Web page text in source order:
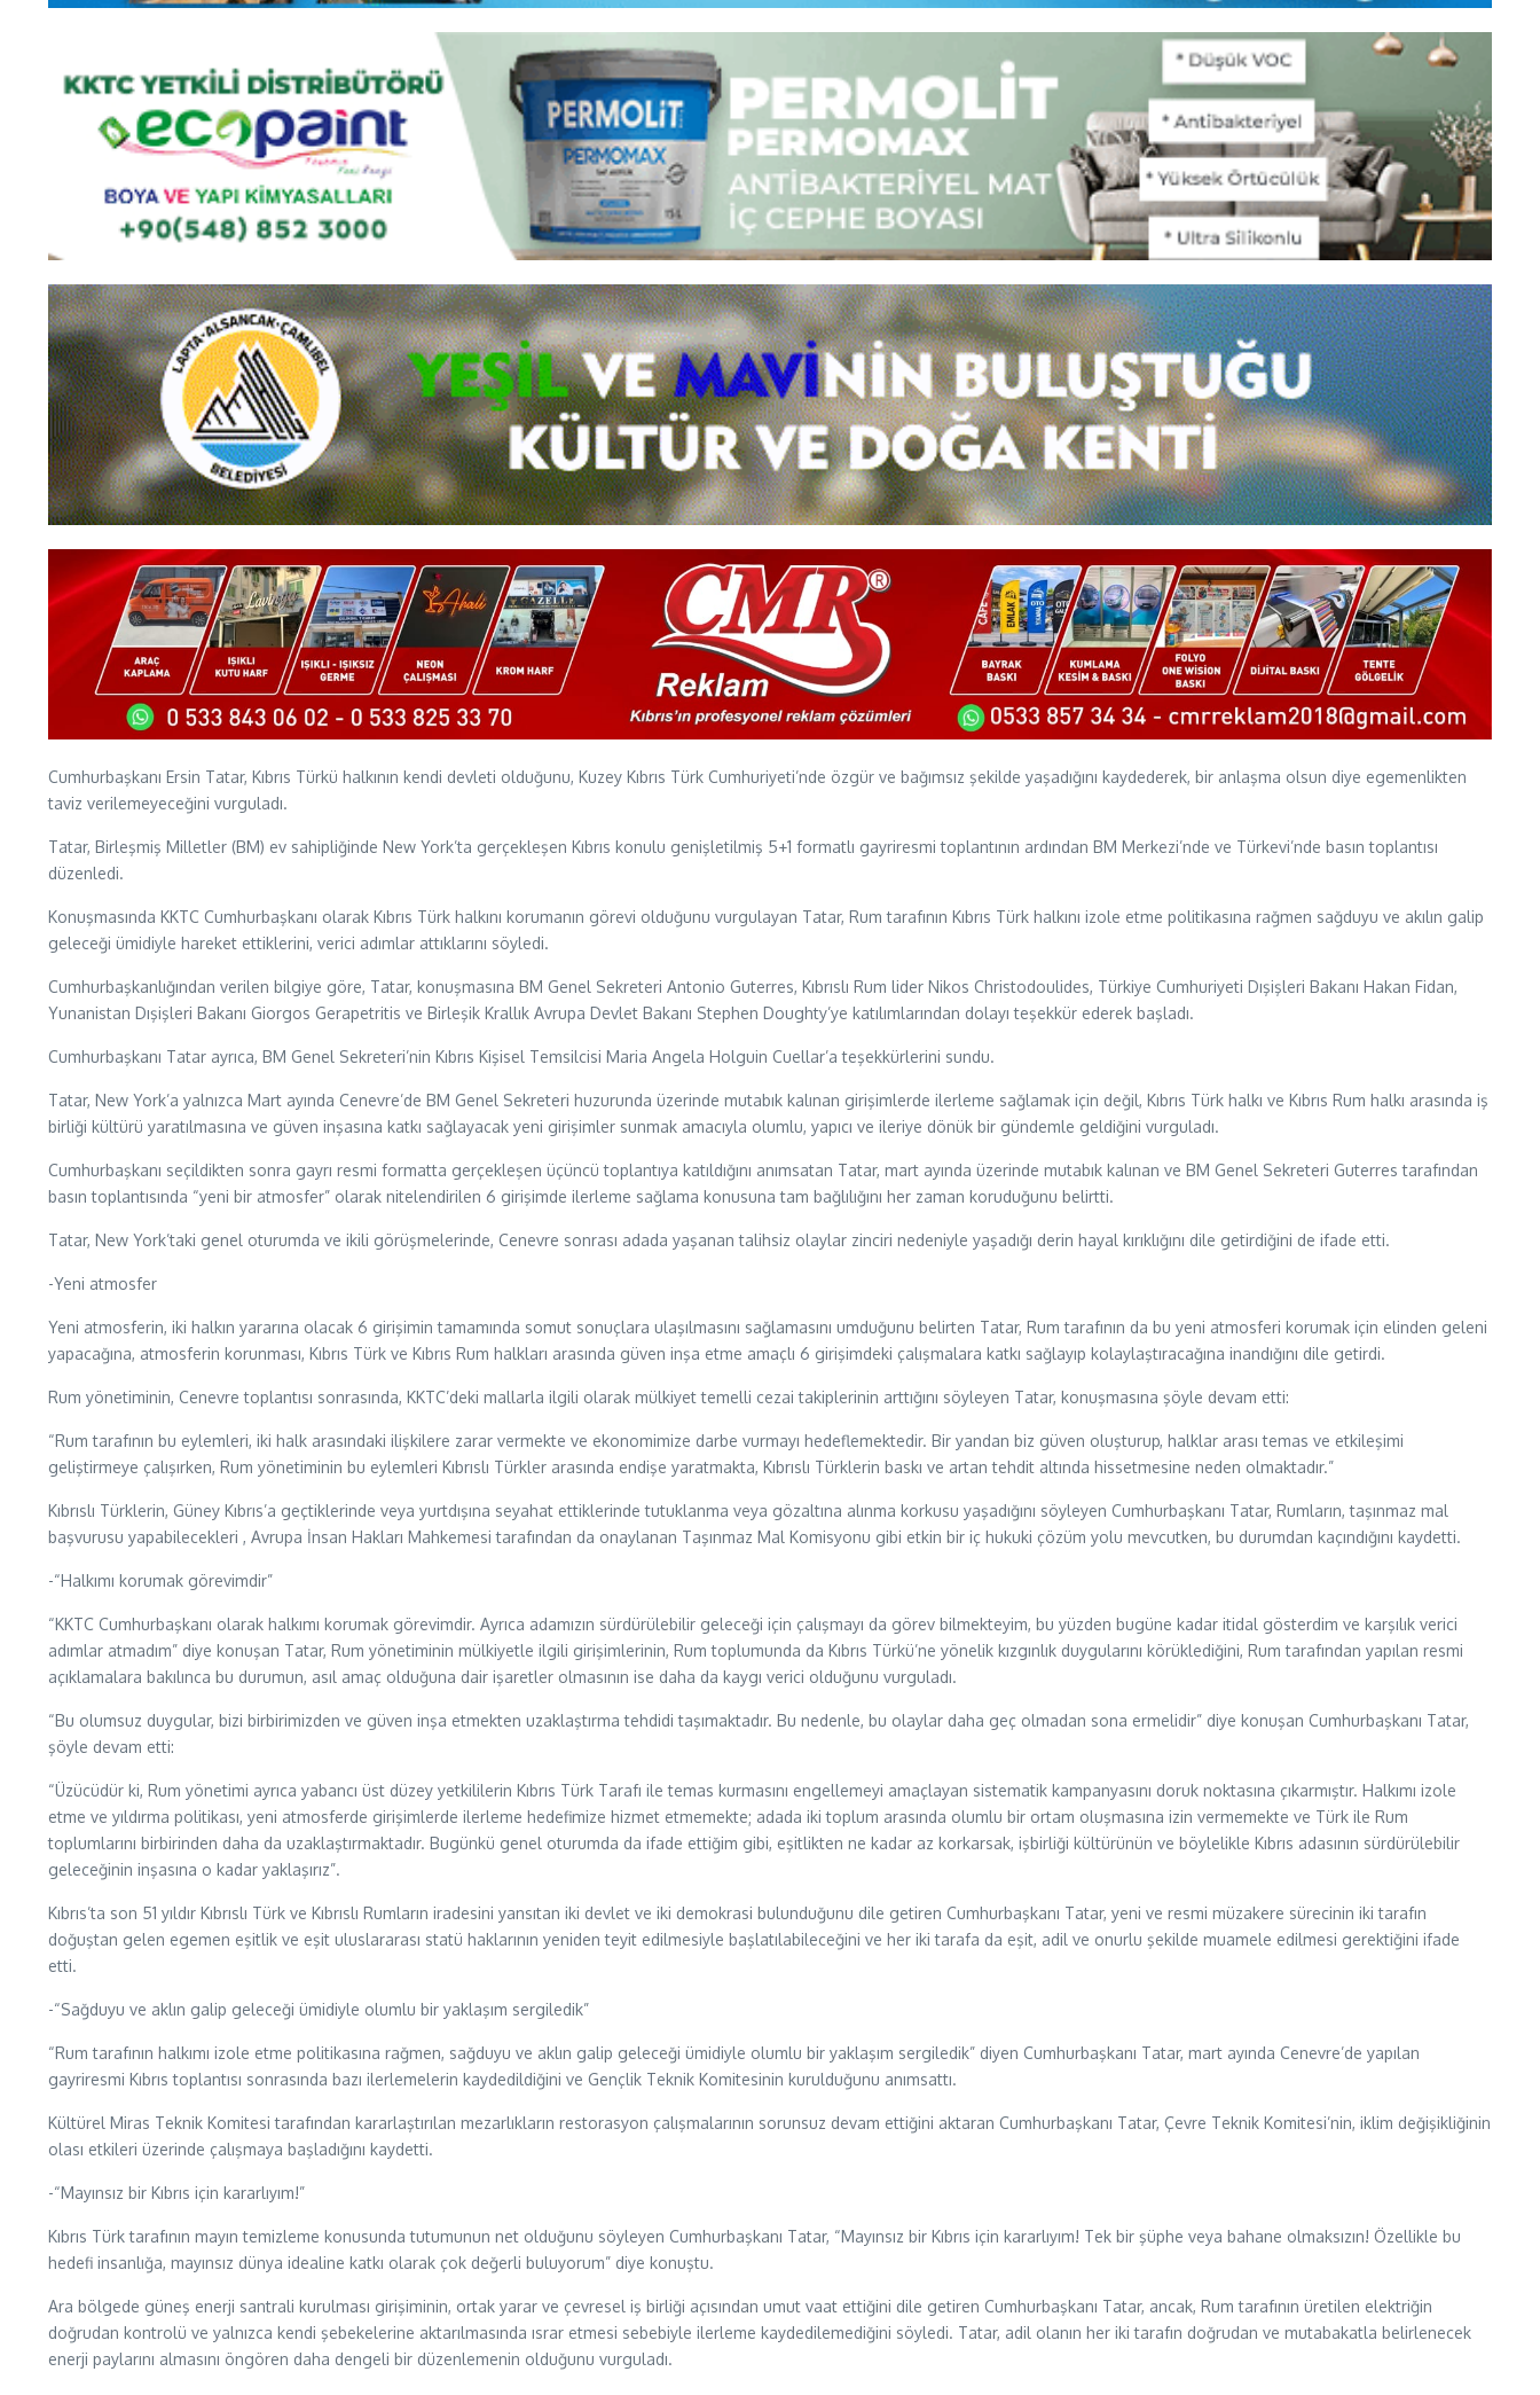
Cumhurbaşkanı Ersin Tatar, Kıbrıs Türkü halkının kendi devleti olduğunu, Kuzey Kıbrıs Türk Cumhuriyeti’nde özgür ve bağımsız şekilde yaşadığını kaydederek, bir anlaşma olsun diye egemenlikten
taviz verilemeyeceğini vurguladı.
Tatar, Birleşmiş Milletler (BM) ev sahipliğinde New York’ta gerçekleşen Kıbrıs konulu genişletilmiş 5+1 formatlı gayriresmi toplantının ardından BM Merkezi’nde ve Türkevi’nde basın toplantısı
düzenledi.
Konuşmasında KKTC Cumhurbaşkanı olarak Kıbrıs Türk halkını korumanın görevi olduğunu vurgulayan Tatar, Rum tarafının Kıbrıs Türk halkını izole etme politikasına rağmen sağduyu ve akılın galip
geleceği ümidiyle hareket ettiklerini, verici adımlar attıklarını söyledi.
Cumhurbaşkanlığından verilen bilgiye göre, Tatar, konuşmasına BM Genel Sekreteri Antonio Guterres, Kıbrıslı Rum lider Nikos Christodoulides, Türkiye Cumhuriyeti Dışişleri Bakanı Hakan Fidan,
Yunanistan Dışişleri Bakanı Giorgos Gerapetritis ve Birleşik Krallık Avrupa Devlet Bakanı Stephen Doughty’ye katılımlarından dolayı teşekkür ederek başladı.
Cumhurbaşkanı Tatar ayrıca, BM Genel Sekreteri’nin Kıbrıs Kişisel Temsilcisi Maria Angela Holguin Cuellar’a teşekkürlerini sundu.
Tatar, New York’a yalnızca Mart ayında Cenevre’de BM Genel Sekreteri huzurunda üzerinde mutabık kalınan girişimlerde ilerleme sağlamak için değil, Kıbrıs Türk halkı ve Kıbrıs Rum halkı arasında iş
birliği kültürü yaratılmasına ve güven inşasına katkı sağlayacak yeni girişimler sunmak amacıyla olumlu, yapıcı ve ileriye dönük bir gündemle geldiğini vurguladı.
Cumhurbaşkanı seçildikten sonra gayrı resmi formatta gerçekleşen üçüncü toplantıya katıldığını anımsatan Tatar, mart ayında üzerinde mutabık kalınan ve BM Genel Sekreteri Guterres tarafından
basın toplantısında “yeni bir atmosfer” olarak nitelendirilen 6 girişimde ilerleme sağlama konusuna tam bağlılığını her zaman koruduğunu belirtti.
Tatar, New York’taki genel oturumda ve ikili görüşmelerinde, Cenevre sonrası adada yaşanan talihsiz olaylar zinciri nedeniyle yaşadığı derin hayal kırıklığını dile getirdiğini de ifade etti.
-Yeni atmosfer
Yeni atmosferin, iki halkın yararına olacak 6 girişimin tamamında somut sonuçlara ulaşılmasını sağlamasını umduğunu belirten Tatar, Rum tarafının da bu yeni atmosferi korumak için elinden geleni
yapacağına, atmosferin korunması, Kıbrıs Türk ve Kıbrıs Rum halkları arasında güven inşa etme amaçlı 6 girişimdeki çalışmalara katkı sağlayıp kolaylaştıracağına inandığını dile getirdi.
Rum yönetiminin, Cenevre toplantısı sonrasında, KKTC’deki mallarla ilgili olarak mülkiyet temelli cezai takiplerinin arttığını söyleyen Tatar, konuşmasına şöyle devam etti:
“Rum tarafının bu eylemleri, iki halk arasındaki ilişkilere zarar vermekte ve ekonomimize darbe vurmayı hedeflemektedir. Bir yandan biz güven oluşturup, halklar arası temas ve etkileşimi
geliştirmeye çalışırken, Rum yönetiminin bu eylemleri Kıbrıslı Türkler arasında endişe yaratmakta, Kıbrıslı Türklerin baskı ve artan tehdit altında hissetmesine neden olmaktadır.”
Kıbrıslı Türklerin, Güney Kıbrıs’a geçtiklerinde veya yurtdışına seyahat ettiklerinde tutuklanma veya gözaltına alınma korkusu yaşadığını söyleyen Cumhurbaşkanı Tatar, Rumların, taşınmaz mal
başvurusu yapabilecekleri , Avrupa İnsan Hakları Mahkemesi tarafından da onaylanan Taşınmaz Mal Komisyonu gibi etkin bir iç hukuki çözüm yolu mevcutken, bu durumdan kaçındığını kaydetti.
-“Halkımı korumak görevimdir”
“KKTC Cumhurbaşkanı olarak halkımı korumak görevimdir. Ayrıca adamızın sürdürülebilir geleceği için çalışmayı da görev bilmekteyim, bu yüzden bugüne kadar itidal gösterdim ve karşılık verici
adımlar atmadım” diye konuşan Tatar, Rum yönetiminin mülkiyetle ilgili girişimlerinin, Rum toplumunda da Kıbrıs Türkü’ne yönelik kızgınlık duygularını körüklediğini, Rum tarafından yapılan resmi
açıklamalara bakılınca bu durumun, asıl amaç olduğuna dair işaretler olmasının ise daha da kaygı verici olduğunu vurguladı.
“Bu olumsuz duygular, bizi birbirimizden ve güven inşa etmekten uzaklaştırma tehdidi taşımaktadır. Bu nedenle, bu olaylar daha geç olmadan sona ermelidir” diye konuşan Cumhurbaşkanı Tatar,
şöyle devam etti:
“Üzücüdür ki, Rum yönetimi ayrıca yabancı üst düzey yetkililerin Kıbrıs Türk Tarafı ile temas kurmasını engellemeyi amaçlayan sistematik kampanyasını doruk noktasına çıkarmıştır. Halkımı izole
etme ve yıldırma politikası, yeni atmosferde girişimlerde ilerleme hedefimize hizmet etmemekte; adada iki toplum arasında olumlu bir ortam oluşmasına izin vermemekte ve Türk ile Rum
toplumlarını birbirinden daha da uzaklaştırmaktadır. Bugünkü genel oturumda da ifade ettiğim gibi, eşitlikten ne kadar az korkarsak, işbirliği kültürünün ve böylelikle Kıbrıs adasının sürdürülebilir
geleceğinin inşasına o kadar yaklaşırız”.
Kıbrıs’ta son 51 yıldır Kıbrıslı Türk ve Kıbrıslı Rumların iradesini yansıtan iki devlet ve iki demokrasi bulunduğunu dile getiren Cumhurbaşkanı Tatar, yeni ve resmi müzakere sürecinin iki tarafın
doğuştan gelen egemen eşitlik ve eşit uluslararası statü haklarının yeniden teyit edilmesiyle başlatılabileceğini ve her iki tarafa da eşit, adil ve onurlu şekilde muamele edilmesi gerektiğini ifade
etti.
-“Sağduyu ve aklın galip geleceği ümidiyle olumlu bir yaklaşım sergiledik”
“Rum tarafının halkımı izole etme politikasına rağmen, sağduyu ve aklın galip geleceği ümidiyle olumlu bir yaklaşım sergiledik” diyen Cumhurbaşkanı Tatar, mart ayında Cenevre’de yapılan
gayriresmi Kıbrıs toplantısı sonrasında bazı ilerlemelerin kaydedildiğini ve Gençlik Teknik Komitesinin kurulduğunu anımsattı.
Kültürel Miras Teknik Komitesi tarafından kararlaştırılan mezarlıkların restorasyon çalışmalarının sorunsuz devam ettiğini aktaran Cumhurbaşkanı Tatar, Çevre Teknik Komitesi’nin, iklim değişikliğinin
olası etkileri üzerinde çalışmaya başladığını kaydetti.
-“Mayınsız bir Kıbrıs için kararlıyım!”
Kıbrıs Türk tarafının mayın temizleme konusunda tutumunun net olduğunu söyleyen Cumhurbaşkanı Tatar, “Mayınsız bir Kıbrıs için kararlıyım! Tek bir şüphe veya bahane olmaksızın! Özellikle bu
hedefi insanlığa, mayınsız dünya idealine katkı olarak çok değerli buluyorum” diye konuştu.
Ara bölgede güneş enerji santrali kurulması girişiminin, ortak yarar ve çevresel iş birliği açısından umut vaat ettiğini dile getiren Cumhurbaşkanı Tatar, ancak, Rum tarafının üretilen elektriğin
doğrudan kontrolü ve yalnızca kendi şebekelerine aktarılmasında ısrar etmesi sebebiyle ilerleme kaydedilemediğini söyledi. Tatar, adil olanın her iki tarafın doğrudan ve mutabakatla belirlenecek
enerji paylarını almasını öngören daha dengeli bir düzenlemenin olduğunu vurguladı.